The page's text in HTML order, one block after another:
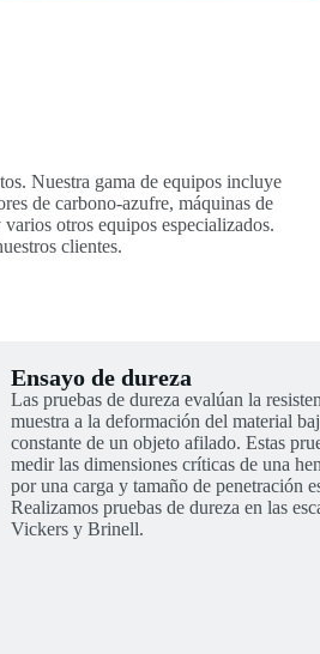
Nuestra gama de equipos incluye
de carbono-azufre, máquinas de
otros equipos especializados.
clientes.
Ensayo de dureza
Las pruebas de dureza evalúan la
muestra a la deformación del material
constante de un objeto afilado. Estas
medir las dimensiones críticas de una
por una carga y tamaño de penetración
Realizamos pruebas de dureza en las
Vickers y Brinell.